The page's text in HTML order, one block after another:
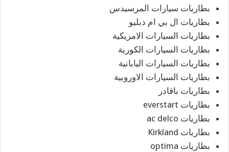
بطاريات سيارات المرسيدس
بطاريات ال بي ام دبليو
بطاريات السيارات الامريكية
بطاريات السيارات الكورية
بطاريات السيارات اليابانية
بطاريات السيارات الاوروبية
بطاريات باقادر
بطاريات everstart
بطاريات ac delco
بطاريات Kirkland
بطاريات optima